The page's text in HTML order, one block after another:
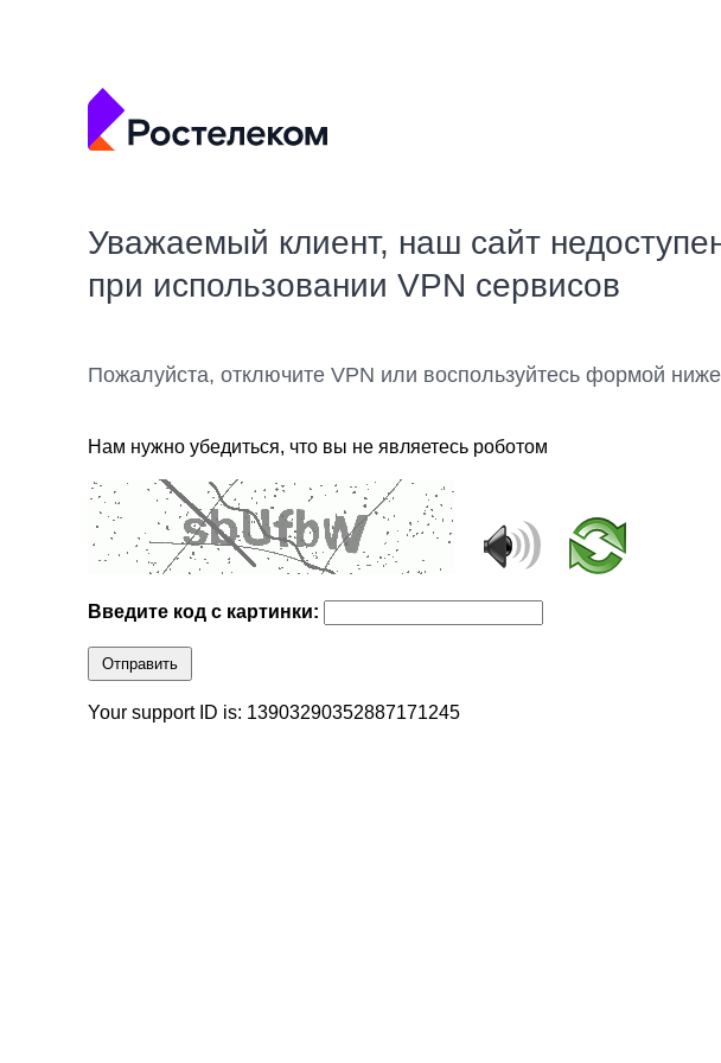
Уважаемый клиент, наш сайт
при использовании VPN сервисов
Пожалуйста, отключите VPN или воспользуйтесь формой
Нам нужно убедиться, что вы не являетесь роботом
Введите код с картинки:
Отправить
Your support ID is: 13903290352887171245